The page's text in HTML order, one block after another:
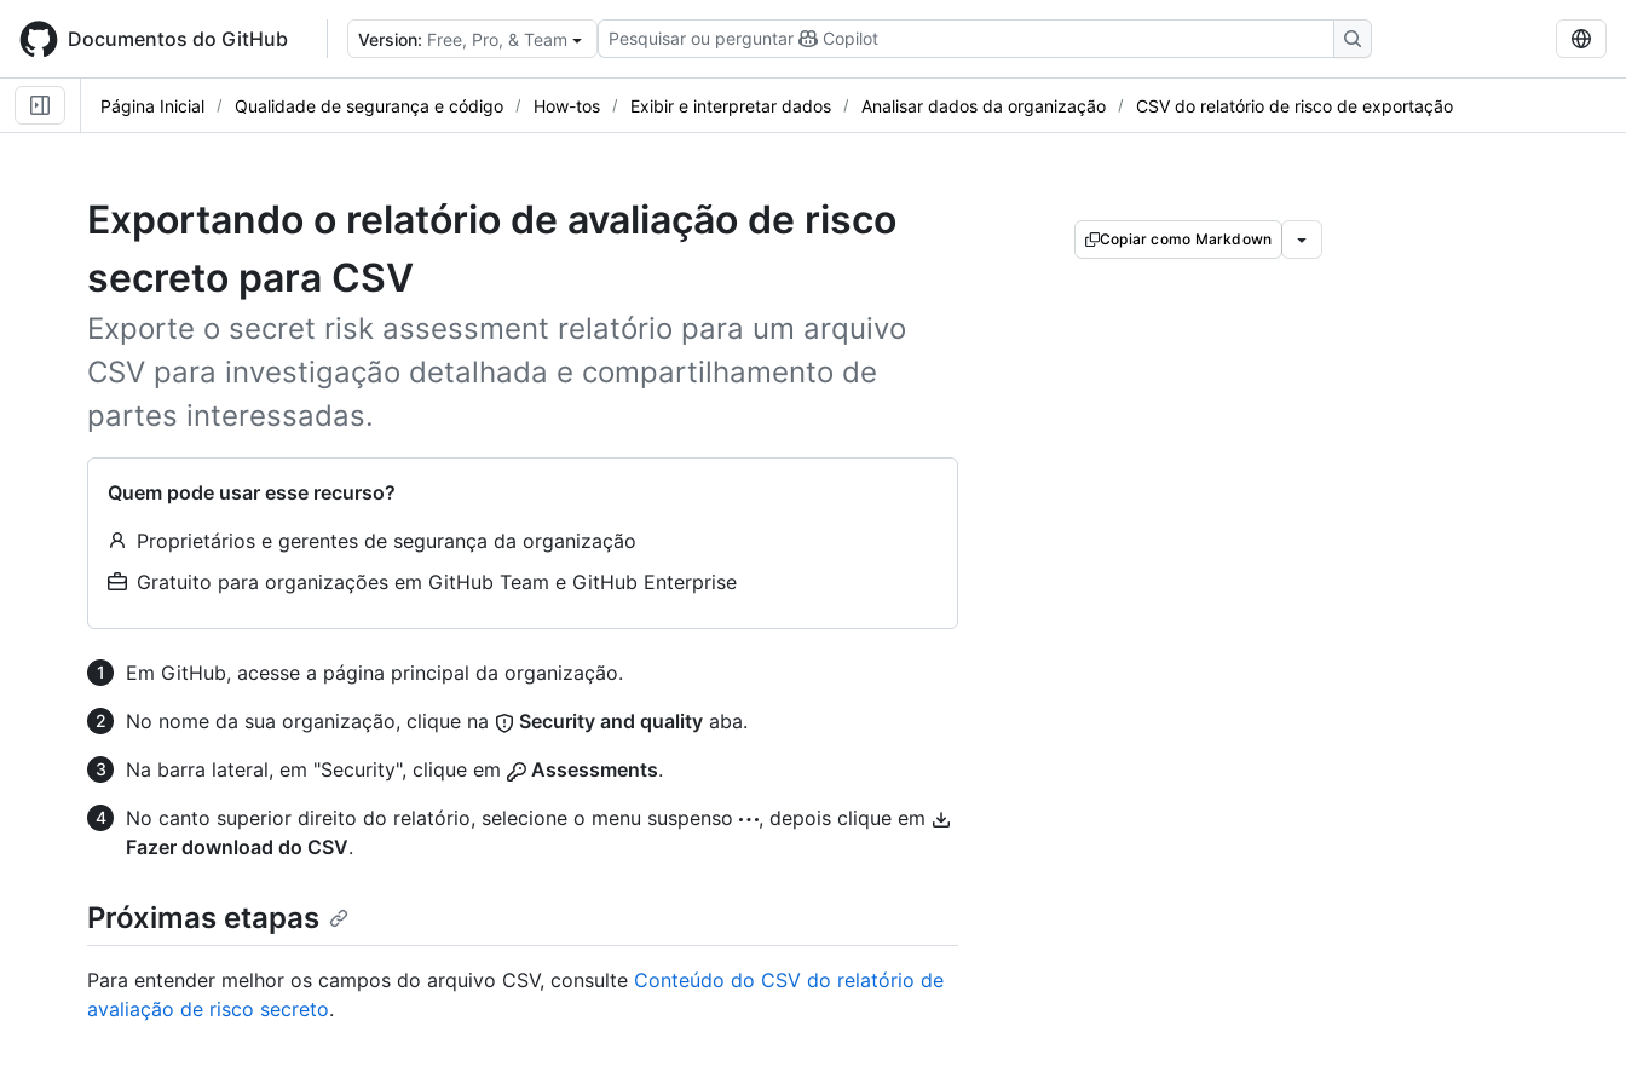
main
content
Documentos do GitHub Version: Free, Pro, & Team Pesquisar ou perguntar Copilot
Página Inicial Qualidade de segurança e código How-tos Exibir e interpretar dados Analisar dados da organização CSV do relatório de risco de exportação
Exportando o relatório de avaliação de risco
secreto para CSV
Exporte o secret risk assessment relatório para um arquivo
CSV para investigação detalhada e compartilhamento de
partes interessadas.
Quem pode usar esse recurso?
Proprietários e gerentes de segurança da organização
Gratuito para organizações em GitHub Team e GitHub Enterprise
Copiar como Markdown
Em GitHub, acesse a página principal da organização.
No nome da sua organização, clique na
Security and quality aba.
Na barra lateral, em "Security", clique em
Assessments.
No canto superior direito do relatório, selecione o menu suspenso
, depois clique em
Fazer download do CSV.
Próximas etapas
Para entender melhor os campos do arquivo CSV, consulte Conteúdo do CSV do relatório de
avaliação de risco secreto.